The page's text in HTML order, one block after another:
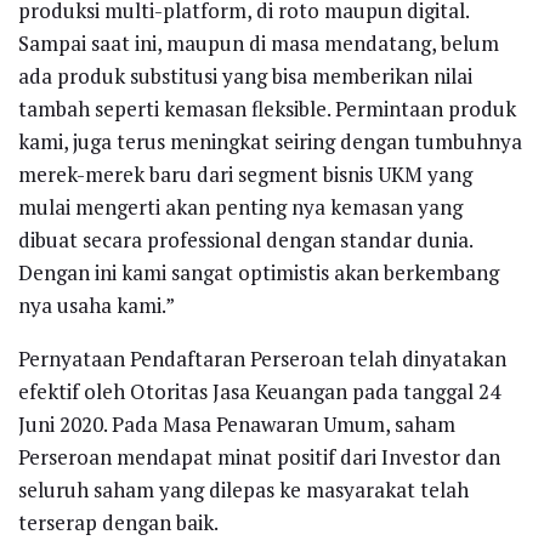
produksi multi-platform, di roto maupun digital.
Sampai saat ini, maupun di masa mendatang, belum
ada produk substitusi yang bisa memberikan nilai
tambah seperti kemasan fleksible. Permintaan produk
kami, juga terus meningkat seiring dengan tumbuhnya
merek-merek baru dari segment bisnis UKM yang
mulai mengerti akan penting nya kemasan yang
dibuat secara professional dengan standar dunia.
Dengan ini kami sangat optimistis akan berkembang
nya usaha kami.”
Pernyataan Pendaftaran Perseroan telah dinyatakan
efektif oleh Otoritas Jasa Keuangan pada tanggal 24
Juni 2020. Pada Masa Penawaran Umum, saham
Perseroan mendapat minat positif dari Investor dan
seluruh saham yang dilepas ke masyarakat telah
terserap dengan baik.